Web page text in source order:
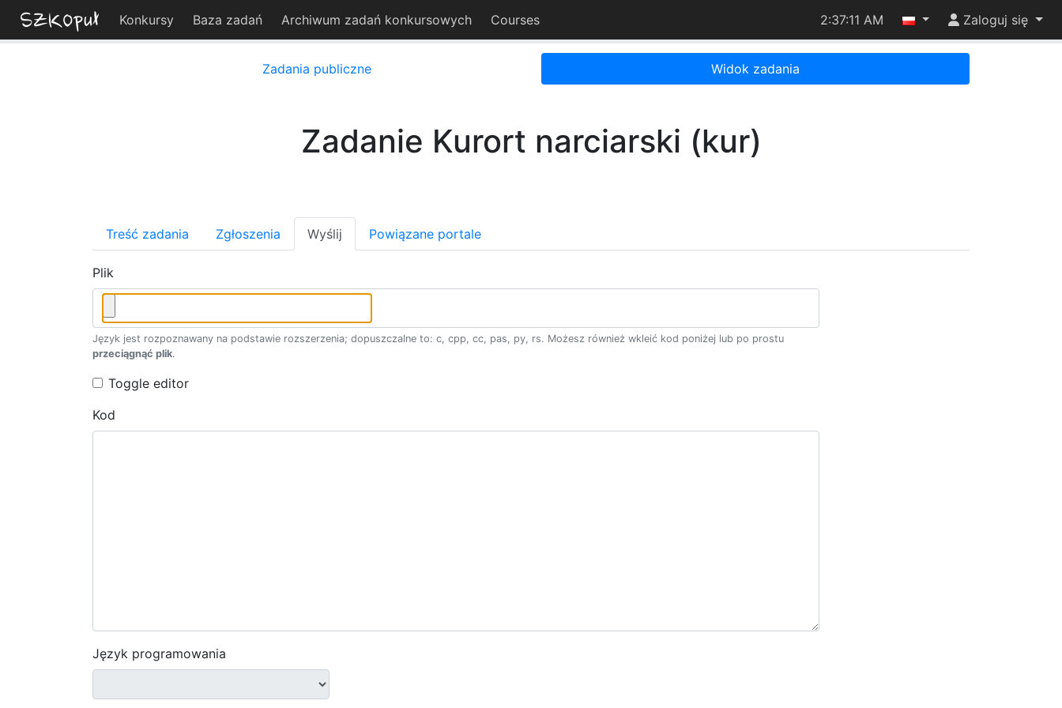
Konkursy Baza zadań Archiwum zadań konkursowych Courses 2:37:11 AM Zaloguj się
Zadania publiczne Widok zadania
Zadanie Kurort narciarski (kur)
Treść zadania Zgłoszenia Wyślij Powiązane portale
Plik
Język jest rozpoznawany na podstawie rozszerzenia; dopuszczalne to: c, cpp, cc, pas, py, rs. Możesz również wkleić kod poniżej lub po prostu
przeciągnąć plik.
Toggle editor
Kod
Język programowania